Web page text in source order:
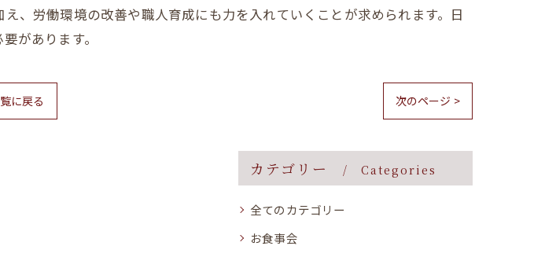
、労働環境の改善や職人育成にも力を入れていくことが求められます。日
があります。
に戻る 次のページ >
カテゴリー Categories
全てのカテゴリー
お食事会